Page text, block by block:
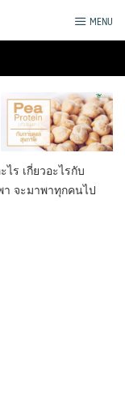
MENU
ร เกี่ยวอะไรกับ
จะมาพาทุกคนไป